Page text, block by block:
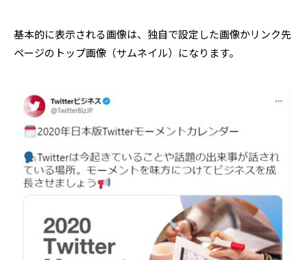
基本的に表示される画像は、独自で設定した画像かリンク先
ページのトップ画像（サムネイル）になります。